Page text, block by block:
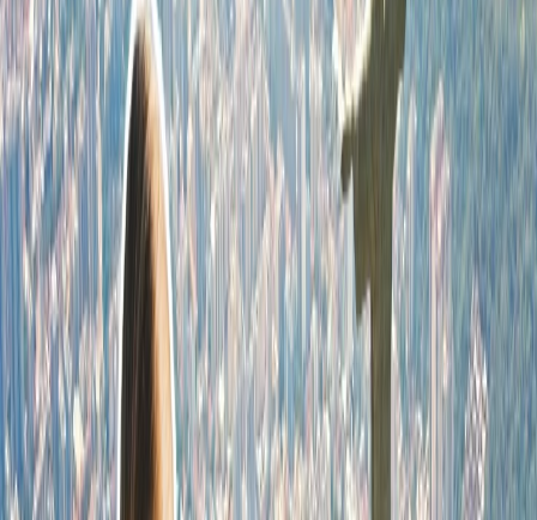
Justo supuesto que usted tiene las planeas para viajar a través de las
líneas aéreas, pero más tarde usted fui forzado a cancelar a los
billetes de los vuelos, entonces usted debe saber que cada billete de
los vuelos no, están reintegrables, en lugar de este, depende en las
políticas de la línea aérea. Pero si los billetes de los vuelos están
reintegrables entonces usted puede solicitar el reembolso desde los
representantes de los servicios de atención al cliente de la línea
aérea, además de este, a veces la línea aérea al mismo cancela sus
vuelos, debida una causa, entonces la línea aérea le dará el
reembolso según las políticas. Así que, usted puede todas las
informaciones relacionadas con reembolso en este artículo.
¿Cuáles son las políticas del reembolso de
las líneas aéreas?
Si usted ha reservado los billetes de los vuelos reembolsables,
entonces la gran mayoría de las líneas aéreas dan a sus pasajeros el
reembolso, según las políticas, que están mencionadas a
continuación. Aparte de este, usted debe conseguir las
actualizaciones de las políticas del reembolso, desde los
representantes de los servicios de atención al cliente de la línea aérea
en que usted quiere viajar.